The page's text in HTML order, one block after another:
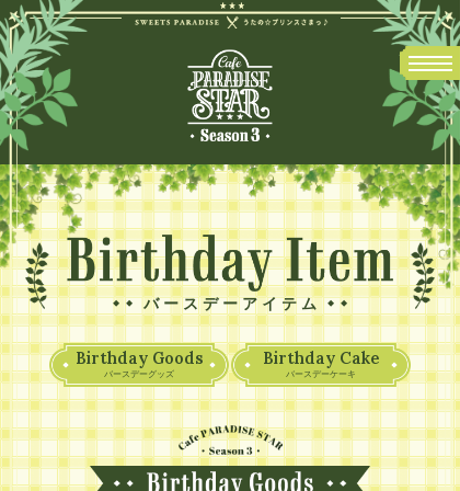
バースデーアイテム
Birthday Goods
バースデーグッズ
Birthday Cake
バースデーケーキ